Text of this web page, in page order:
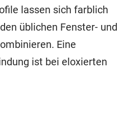
lassen sich farblich
üblichen Fenster- und
Eine
ist bei eloxierten